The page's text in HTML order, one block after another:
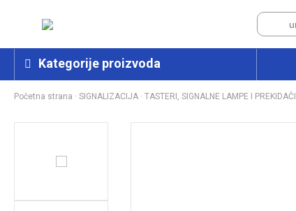
Kategorije proizvoda
Početna strana · SIGNALIZACIJA · TASTERI, SIGNALNE LAMPE I PREKIDAČI